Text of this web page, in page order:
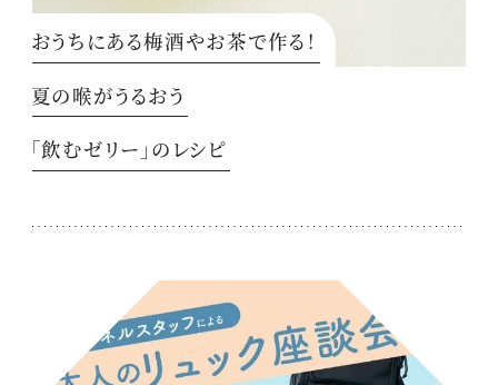
おうちにある梅酒やお茶で作る！
夏の喉がうるおう
「飲むゼリー」のレシピ